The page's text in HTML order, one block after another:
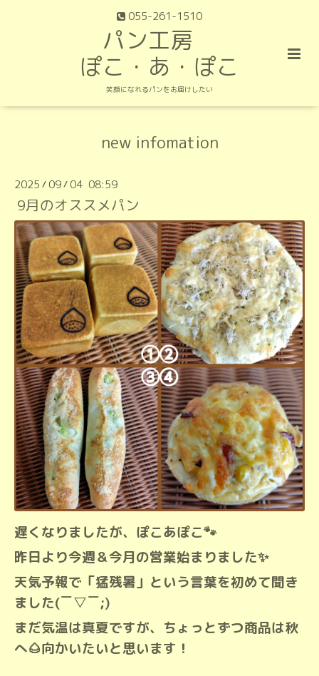
055-261-1510
パン工房
ぽこ・あ・ぽこ
笑顔になれるパンをお届けしたい
new infomation
2025 /09/04 08:59
9月のオススメパン
遅くなりましたが、ぽこあぽこ🐾
昨日より今週＆今月の営業始まりました✨
天気予報で「猛残暑」という言葉を初めて聞き
ました(￣▽￣;)
まだ気温は真夏ですが、ちょっとずつ商品は秋
へ🌰向かいたいと思います！